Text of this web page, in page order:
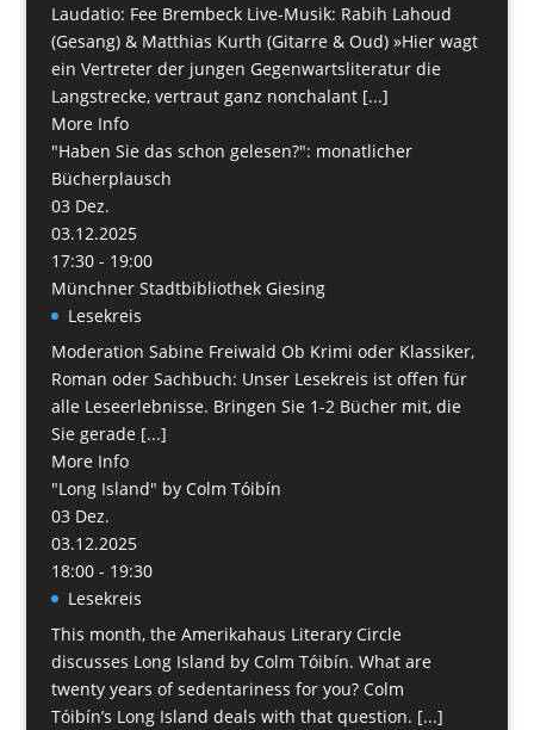
Laudatio: Fee Brembeck Live-Musik: Rabih Lahoud
(Gesang) & Matthias Kurth (Gitarre & Oud) »Hier wagt
ein Vertreter der jungen Gegenwartsliteratur die
Langstrecke, vertraut ganz nonchalant [...]
More Info
"Haben Sie das schon gelesen?": monatlicher
Bücherplausch
03 Dez.
03.12.2025
17:30 - 19:00
Münchner Stadtbibliothek Giesing
Lesekreis
Moderation Sabine Freiwald Ob Krimi oder Klassiker,
Roman oder Sachbuch: Unser Lesekreis ist offen für
alle Leseerlebnisse. Bringen Sie 1-2 Bücher mit, die
Sie gerade [...]
More Info
"Long Island" by Colm Tóibín
03 Dez.
03.12.2025
18:00 - 19:30
Lesekreis
This month, the Amerikahaus Literary Circle
discusses Long Island by Colm Tóibín. What are
twenty years of sedentariness for you? Colm
Tóibín’s Long Island deals with that question. [...]